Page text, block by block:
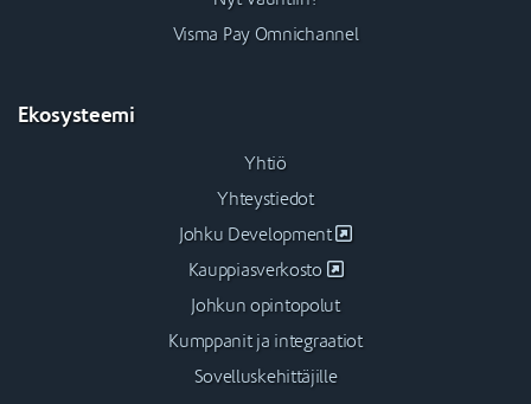
Visma Pay Omnichannel
Ekosysteemi
Yhtiö
Yhteystiedot
Johku Development
Kauppiasverkosto
Johkun opintopolut
Kumppanit ja integraatiot
Sovelluskehittäjille